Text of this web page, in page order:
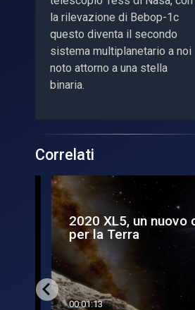
la rilevazione di Bebop-1c
questo diventa il secondo
sistema multiplanetario a noi
noto attorno a una stella
binaria.
Correlati
2020 XL5, un nuovo
per la Terra
00:01:13